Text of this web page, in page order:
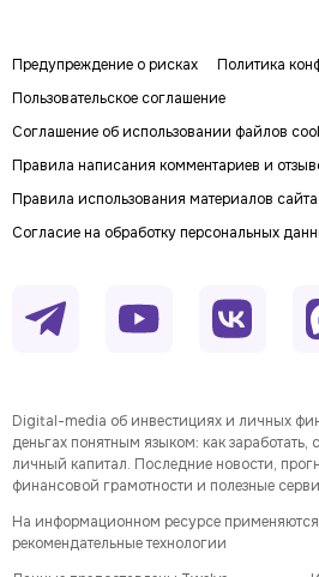
Предупреждение о рисках
Политика
Пользовательское соглашение
Соглашение об использовании файлов
Правила написания комментариев и
Правила использования материалов сайта
Согласие на обработку персональных
Digital-media об инвестициях и личных
деньгах понятным языком: как
личный капитал. Последние новости,
финансовой грамотности и полезные
На информационном ресурсе применяются
рекомендательные технологии